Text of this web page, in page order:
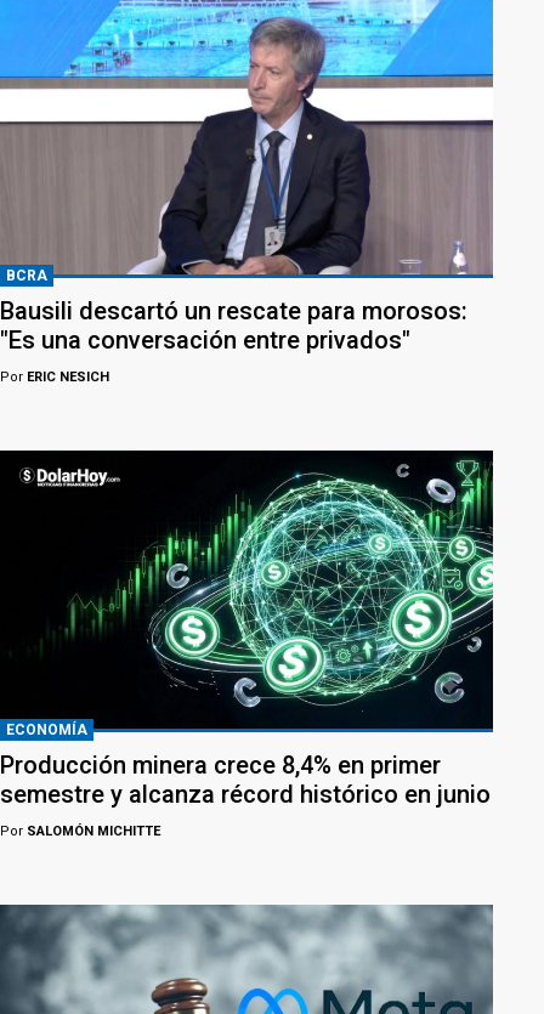
BCRA
Bausili descartó un rescate para morosos:
"Es una conversación entre privados"
Por ERIC NESICH
ECONOMÍA
Producción minera crece 8,4% en primer
semestre y alcanza récord histórico en junio
Por SALOMÓN MICHITTE